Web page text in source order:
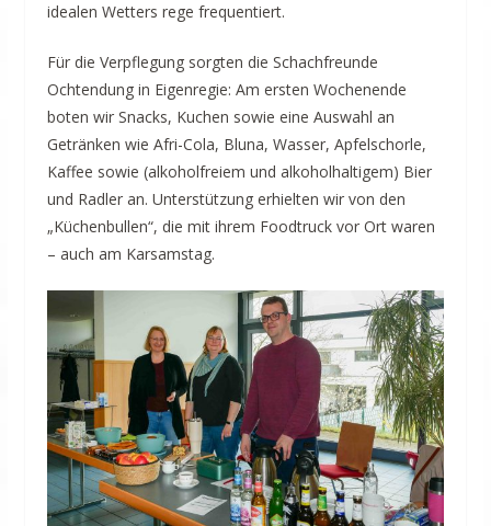
idealen Wetters rege frequentiert.
Für die Verpflegung sorgten die Schachfreunde
Ochtendung in Eigenregie: Am ersten Wochenende
boten wir Snacks, Kuchen sowie eine Auswahl an
Getränken wie Afri-Cola, Bluna, Wasser, Apfelschorle,
Kaffee sowie (alkoholfreiem und alkoholhaltigem) Bier
und Radler an. Unterstützung erhielten wir von den
„Küchenbullen“, die mit ihrem Foodtruck vor Ort waren
– auch am Karsamstag.